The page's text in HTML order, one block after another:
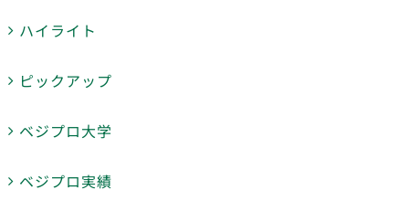
ハイライト
ピックアップ
ベジプロ大学
ベジプロ実績